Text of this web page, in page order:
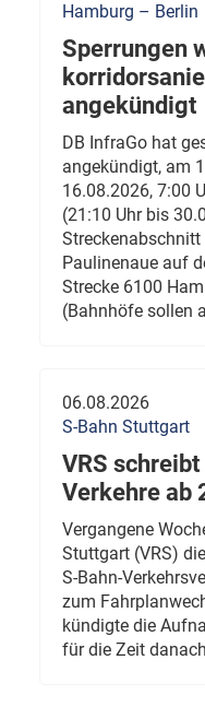
Hamburg – Berlin
Sperrungen
angekündigt
DB InfraGo hat
angekündigt, am
16.08.2026, 7:00
(21:10 Uhr bis
Paulinenaue auf
Strecke 6100
(Bahnhöfe sollen
06.08.2026
S-Bahn Stuttgart
VRS schreibt
Verkehre ab
Vergangene
Stuttgart (VRS)
S-Bahn-
zum
kündigte die
für die Zeit